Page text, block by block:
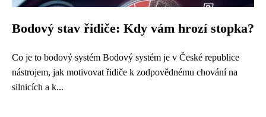
Bodový stav řidiče: Kdy vám hrozí stopka?
Co je to bodový systém Bodový systém je v České republice
nástrojem, jak motivovat řidiče k zodpovědnému chování na
silnicích a k...